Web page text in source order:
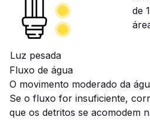
Luz pesada
de
Fluxo de água
O movimento moderado da
Se o fluxo for insuficiente,
que os detritos se acomodem